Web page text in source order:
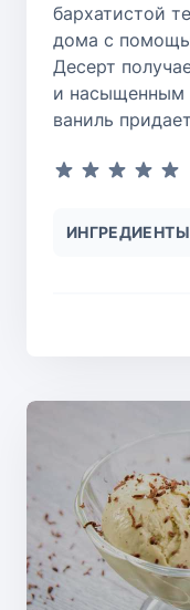
бархатистой
дома с
Десерт
и насыщенным
ваниль
ИНГРЕДИЕНТЫ